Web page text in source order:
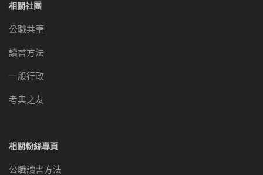
相關社團
公職共筆
讀書方法
一般行政
考典之友
相關粉絲專頁
公職讀書方法